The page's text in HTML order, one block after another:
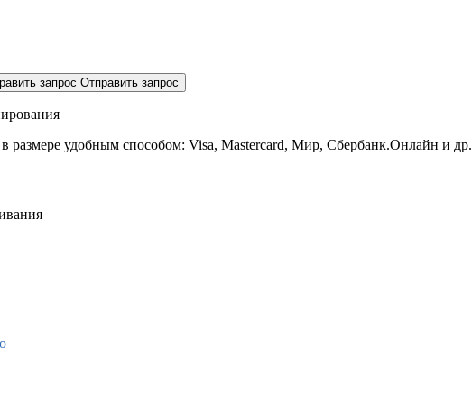
запрос Отправить запрос
размере удобным способом: Visa, Mastercard, Мир, Сбербанк.Онлайн и др.